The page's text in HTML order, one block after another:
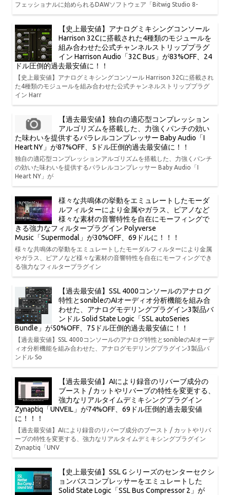
フェッショナルに始められるDAWソフトウェア「Bitwig Studio 8-
【史上最安値】アナログミキシングコンソール
Harrison 32Cに搭載された4種類のモジュールを
組み合わせた公式チャンネルストリッププラグ
イン Harrison Audio「32C Bus」が83%OFF、24
ドル圧倒的過去最安値に！！
【史上最安値】アナログミキシングコンソール Harrison 32Cに搭載され
た4種類のモジュールを組み合わせた公式チャンネルストリッププラグ
イン Harr
【過去最安値】独自の適応型コンプレッション
アルゴリズムを搭載した、力強くパンチの効い
た味わいを提供するパラレルコンプレッサー Baby Audio「I
Heart NY」が87%OFF、5ドル圧倒的過去最安値に！！
独自の適応型コンプレッションアルゴリズムを搭載した、力強くパンチ
の効いた味わいを提供するパラレルコンプレッサー Baby Audio「I
Heart NY」が
様々な共鳴体の挙動をエミュレートしたモーダ
ルフィルターにより金属やガラス、ピアノなど
様々な素材の音響特性を自在にモーフィングで
きる強力なフィルタープラグイン Polyverse
Music「Supermodal」が30%OFF、69ドルに！！！
様々な共鳴体の挙動をエミュレートしたモーダルフィルターにより金属
やガラス、ピアノなど様々な素材の音響特性を自在にモーフィングでき
る強力なフィルタープラグイン
【過去最安値】SSL 4000コンソールのアナログ
特性とsonibleのAIオーディオ分析機能を組み合
わせた、アナログモデリングプラグイン3製品バ
ンドル Solid State Logic「SSL autoSeries
Bundle」が50%OFF、75ドル圧倒的過去最安値に！！
【過去最安値】SSL 4000コンソールのアナログ特性とsonibleのAIオーデ
ィオ分析機能を組み合わせた、アナログモデリングプラグイン3製品バ
ンドル So
【過去最安値】AIにより録音のリバーブ成分の
ブースト / カットやリバーブの特性を変更する、
強力なリアルタイムデミキシングプラグイン
Zynaptiq「UNVEIL」が74%OFF、69ドル圧倒的過去最安値
に！！！
【過去最安値】AIにより録音のリバーブ成分のブースト / カットやリバ
ーブの特性を変更する、強力なリアルタイムデミキシングプラグイン
Zynaptiq「UNV
【史上最安値】SSL G シリーズのセンターセクシ
ョンバスコンプレッサーをエミュレートした
Solid State Logic「SSL Bus Compressor 2」が